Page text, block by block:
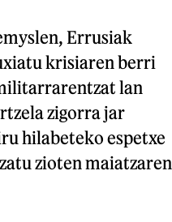
Errusiak
krisiaren berri
lan
zigorra jar
hilabeteko espetxe
zioten maiatzaren